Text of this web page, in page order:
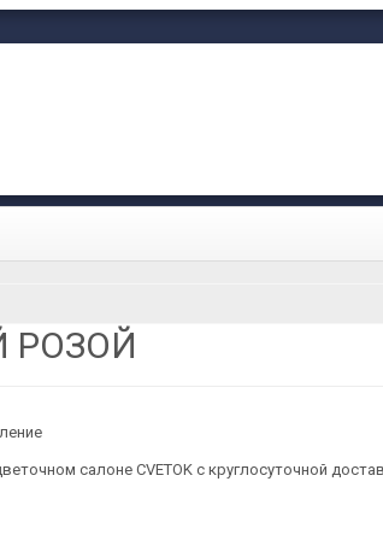
РОЗОЙ
салоне CVETOK с круглосуточной